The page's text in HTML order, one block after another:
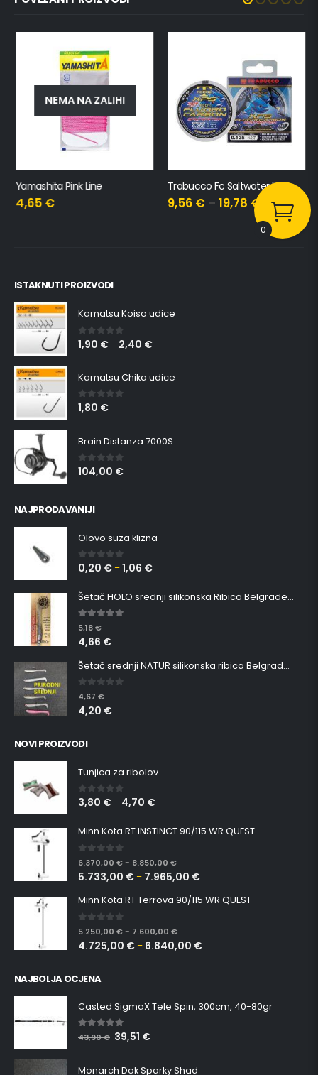
NEMA NA ZALIHI
Yamashita Pink Line
4,65 €
Trabucco Fc Saltwater 50m
9,56 €– 19,78 €
ISTAKNUTI PROIZVODI
Kamatsu Koiso udice
0 out of 5
1,90 € – 2,40 €
Kamatsu Chika udice
0 out of 5
1,80 €
Brain Distanza 7000S
0out of 5
104,00 €
NAJPRODAVANIJI
Olovo suza klizna
0 out of 5
0,20 € –1,06 €
Šetač HOLO srednji silikonska Ribica Belgrade Walker
5.00out of 5
5,18€
4,66 €
Šetač srednji NATUR silikonska ribica Belgrade Walker
0 out of 5
4,67€
4,20 €
NOVI PROIZVODI
Tunjica za ribolov
0 out of 5
3,80 € – 4,70 €
Minn Kota RT INSTINCT 90/115 WR QUEST
0 out of 5
6.370,00€–8.850,00€
5.733,00 € – 7.965,00 €
Minn Kota RT Terrova 90/115 WR QUEST
0 out of 5
5.250,00€–7.600,00€
4.725,00 € – 6.840,00 €
NAJBOLJA OCJENA
Casted SigmaX Tele Spin, 300cm, 40-80gr
5.00out of 5
43,90€ 39,51 €
Monarch Dok Sparky Shad
0